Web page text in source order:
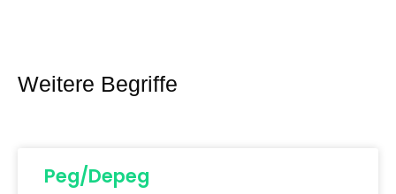
Weitere Begriffe
Peg/Depeg